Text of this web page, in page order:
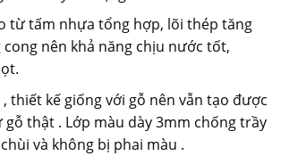
từ tấm nhựa tổng hợp, lõi thép tăng
nên khả năng chịu nước tốt,
, thiết kế giống với gỗ nên vẫn tạo được
gỗ thật . Lớp màu dày 3mm chống trầy
và không bị phai màu .